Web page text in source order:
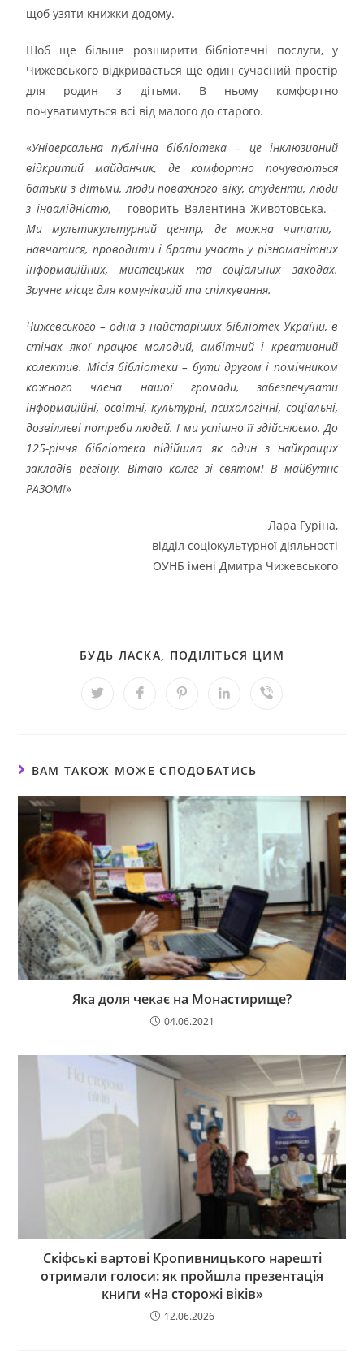
щоб узяти книжки додому.
Щоб ще більше розширити бібліотечні послуги, у
Чижевського відкривається ще один сучасний простір
для родин з дітьми. В ньому комфортно
почуватимуться всі від малого до старого.
«Універсальна публічна бібліотека – це інклюзивний
відкритий майданчик, де комфортно почуваються
батьки з дітьми, люди поважного віку, студенти, люди
з інвалідністю, – говорить Валентина Животовська. –
Ми мультикультурний центр, де можна читати,
навчатися, проводити і брати участь у різноманітних
інформаційних, мистецьких та соціальних заходах.
Зручне місце для комунікацій та спілкування.
Чижевського – одна з найстаріших бібліотек України, в
стінах якої працює молодий, амбітний і креативний
колектив. Місія бібліотеки – бути другом і помічником
кожного члена нашої громади, забезпечувати
інформаційні, освітні, культурні, психологічні, соціальні,
дозвіллєві потреби людей. І ми успішно її здійснюємо. До
125-річчя бібліотека підійшла як один з найкращих
закладів регіону. Вітаю колег зі святом! В майбутнє
РАЗОМ!»
Лара Гуріна,
відділ соціокультурної діяльності
ОУНБ імені Дмитра Чижевського
БУДЬ ЛАСКА, ПОДІЛІТЬСЯ ЦИМ
ВАМ ТАКОЖ МОЖЕ СПОДОБАТИСЬ
Яка доля чекає на Монастирище?
04.06.2021
Скіфські вартові Кропивницького нарешті
отримали голоси: як пройшла презентація
книги «На сторожі віків»
12.06.2026